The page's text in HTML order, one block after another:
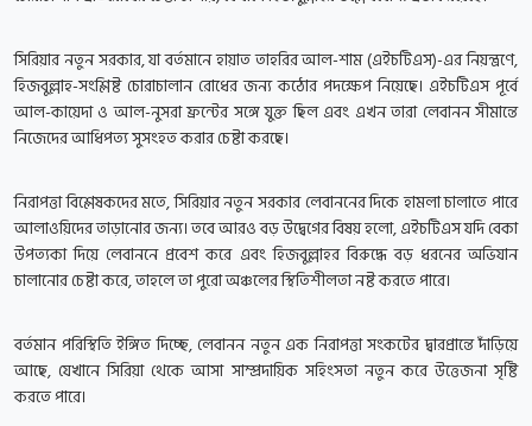
সিরিয়ার নতুন সরকার, যা বর্তমানে হায়াত তাহরির আল-শাম (এইচটিএস)-এর নিয়ন্ত্রণে,
হিজবুল্লাহ-সংশ্লিষ্ট চোরাচালান রোধের জন্য কঠোর পদক্ষেপ নিয়েছে। এইচটিএস পূর্বে
আল-কায়েদা ও আল-নুসরা ফ্রন্টের সঙ্গে যুক্ত ছিল এবং এখন তারা লেবানন সীমান্তে
নিজেদের আধিপত্য সুসংহত করার চেষ্টা করছে।
নিরাপত্তা বিশ্লেষকদের মতে, সিরিয়ার নতুন সরকার লেবাননের দিকে হামলা চালাতে পারে
আলাওয়িদের তাড়ানোর জন্য। তবে আরও বড় উদ্বেগের বিষয় হলো, এইচটিএস যদি বেকা
উপত্যকা দিয়ে লেবাননে প্রবেশ করে এবং হিজবুল্লাহর বিরুদ্ধে বড় ধরনের অভিযান
চালানোর চেষ্টা করে, তাহলে তা পুরো অঞ্চলের স্থিতিশীলতা নষ্ট করতে পারে।
বর্তমান পরিস্থিতি ইঙ্গিত দিচ্ছে, লেবানন নতুন এক নিরাপত্তা সংকটের দ্বারপ্রান্তে দাঁড়িয়ে
আছে, যেখানে সিরিয়া থেকে আসা সাম্প্রদায়িক সহিংসতা নতুন করে উত্তেজনা সৃষ্টি
করতে পারে।